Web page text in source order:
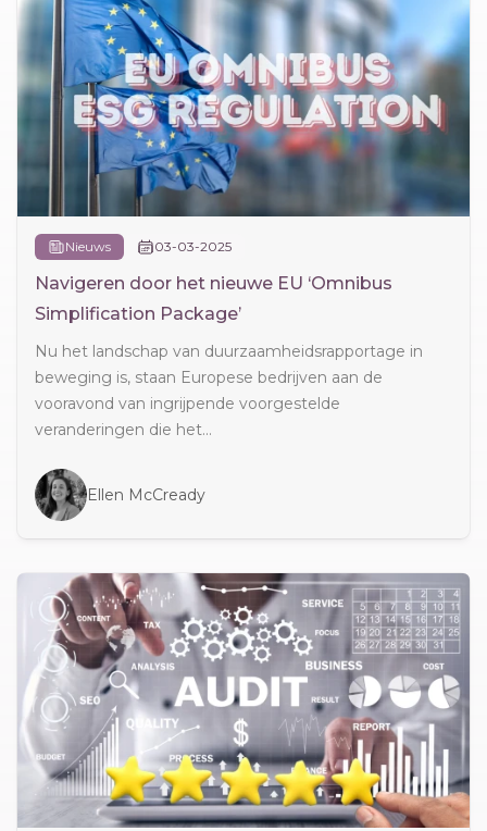
Nieuws 03-03-2025
Navigeren door het nieuwe EU ‘Omnibus
Simplification Package’
Nu het landschap van duurzaamheidsrapportage in
beweging is, staan Europese bedrijven aan de
vooravond van ingrijpende voorgestelde
veranderingen die het...
Ellen McCready